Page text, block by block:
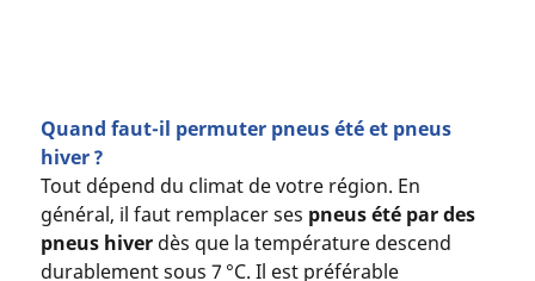
Quand faut-il permuter pneus été et pneus
hiver ?
Tout dépend du climat de votre région. En
général, il faut remplacer ses pneus été par des
pneus hiverdès que la température descend
durablement sous 7 °C. Il est préférable